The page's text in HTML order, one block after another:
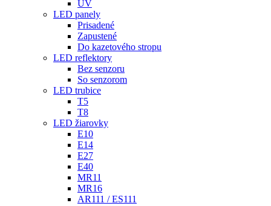
UV
LED panely
Prisadené
Zapustené
Do kazetového stropu
LED reflektory
Bez senzoru
So senzorom
LED trubice
T5
T8
LED žiarovky
E10
E14
E27
E40
MR11
MR16
AR111 / ES111